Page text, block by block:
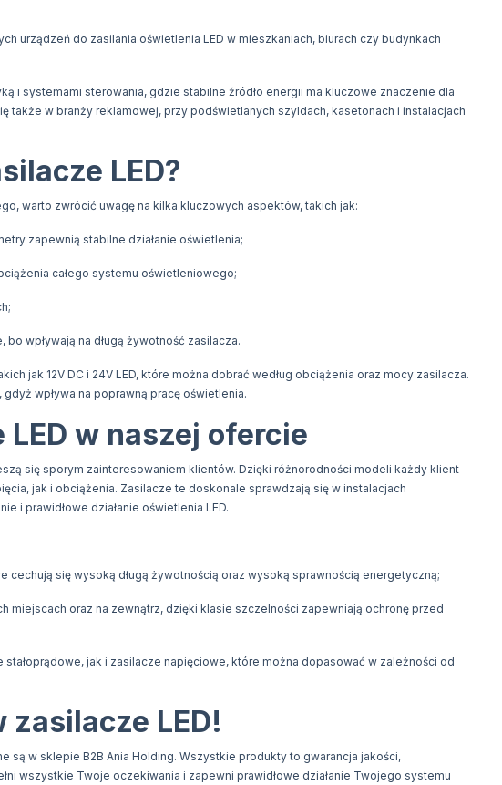
urządzeń do zasilania oświetlenia LED w mieszkaniach, biurach czy budynkach
i systemami sterowania, gdzie stabilne źródło energii ma kluczowe znaczenie dla
także w branży reklamowej, przy podświetlanych szyldach, kasetonach i instalacjach
LED?
warto zwrócić uwagę na kilka kluczowych aspektów, takich jak:
zapewnią stabilne działanie oświetlenia;
całego systemu oświetleniowego;
wpływają na długą żywotność zasilacza.
jak 12V DC i 24V LED, które można dobrać według obciążenia oraz mocy zasilacza.
wpływa na poprawną pracę oświetlenia.
w naszej ofercie
się sporym zainteresowaniem klientów. Dzięki różnorodności modeli każdy klient
jak i obciążenia. Zasilacze te doskonale sprawdzają się w instalacjach
i prawidłowe działanie oświetlenia LED.
cechują się wysoką długą żywotnością oraz wysoką sprawnością energetyczną;
oraz na zewnątrz, dzięki klasie szczelności zapewniają ochronę przed
jak i zasilacze napięciowe, które można dopasować w zależności od
zasilacze LED!
są w sklepie B2B Ania Holding. Wszystkie produkty to gwarancja jakości,
wszystkie Twoje oczekiwania i zapewni prawidłowe działanie Twojego systemu